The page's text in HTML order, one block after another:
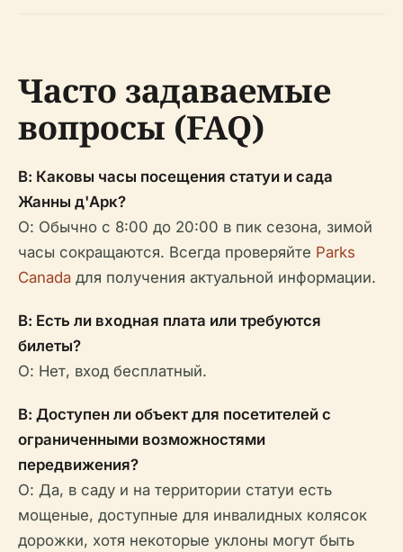
Часто задаваемые
вопросы (FAQ)
В: Каковы часы посещения статуи и сада
Жанны д'Арк?
О: Обычно с 8:00 до 20:00 в пик сезона, зимой
часы сокращаются. Всегда проверяйте Parks
Canada для получения актуальной информации.
В: Есть ли входная плата или требуются
билеты?
О: Нет, вход бесплатный.
В: Доступен ли объект для посетителей с
ограниченными возможностями
передвижения?
О: Да, в саду и на территории статуи есть
мощеные, доступные для инвалидных колясок
дорожки, хотя некоторые уклоны могут быть